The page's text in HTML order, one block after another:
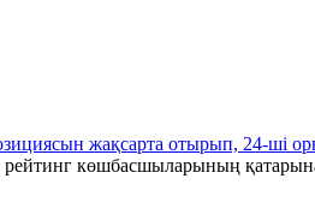
жақсарта отырып, 24-ші
көшбасшыларының